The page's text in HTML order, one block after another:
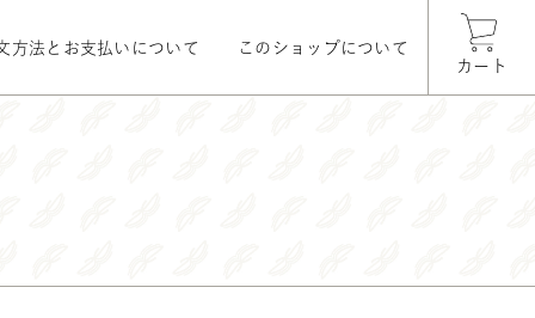
方法とお支払いについて
このショップについて
カート